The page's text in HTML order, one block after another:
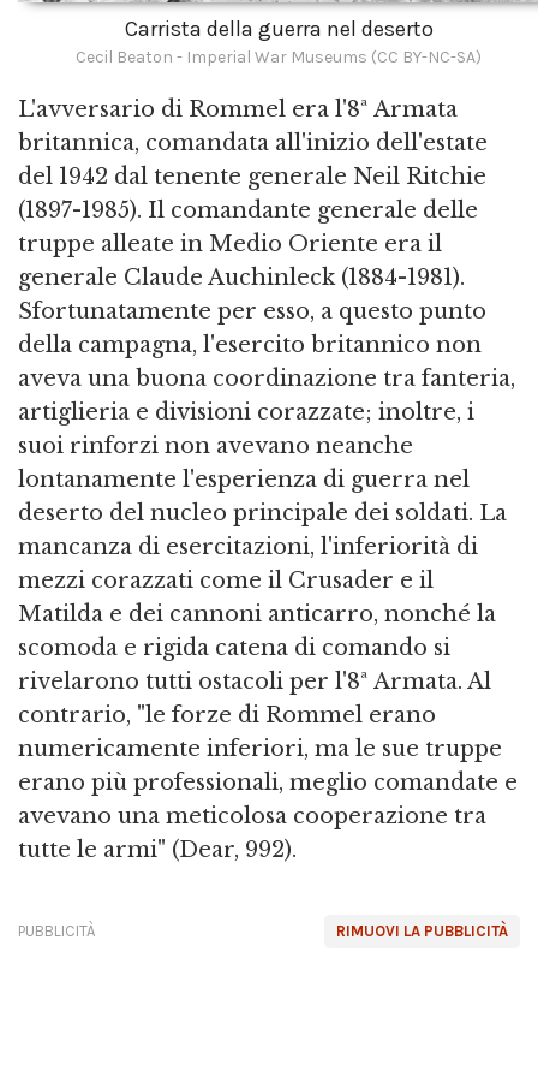
Carrista della guerra nel deserto
Cecil Beaton - Imperial War Museums (CC BY-NC-SA)
L'avversario di Rommel era l'8ª Armata
britannica, comandata all'inizio dell'estate
del 1942 dal tenente generale Neil Ritchie
(1897-1985). Il comandante generale delle
truppe alleate in Medio Oriente era il
generale Claude Auchinleck (1884-1981).
Sfortunatamente per esso, a questo punto
della campagna, l'esercito britannico non
aveva una buona coordinazione tra fanteria,
artiglieria e divisioni corazzate; inoltre, i
suoi rinforzi non avevano neanche
lontanamente l'esperienza di guerra nel
deserto del nucleo principale dei soldati. La
mancanza di esercitazioni, l'inferiorità di
mezzi corazzati come il Crusader e il
Matilda e dei cannoni anticarro, nonché la
scomoda e rigida catena di comando si
rivelarono tutti ostacoli per l'8ª Armata. Al
contrario, "le forze di Rommel erano
numericamente inferiori, ma le sue truppe
erano più professionali, meglio comandate e
avevano una meticolosa cooperazione tra
tutte le armi" (Dear, 992).
RIMUOVI LA PUBBLICITÀ
PUBBLICITÀ